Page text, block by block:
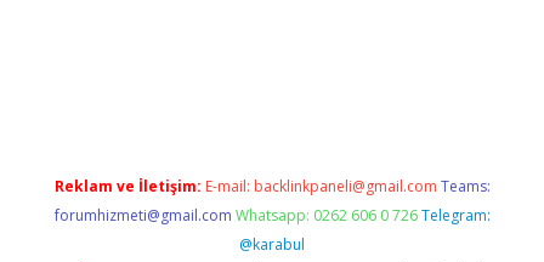
Reklam ve İletişim: E-mail: backlinkpaneli@gmail.com Teams:
forumhizmeti@gmail.com Whatsapp: 0262 606 0 726 Telegram:
@karabul